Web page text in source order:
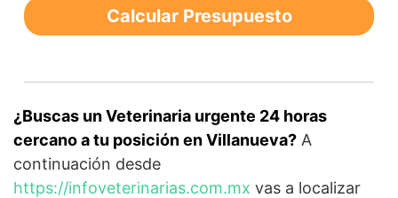
Calcular Presupuesto
¿Buscas un Veterinaria urgente 24 horas
cercano a tu posición en Villanueva? A
continuación desde
https://infoveterinarias.com.mx vas a localizar